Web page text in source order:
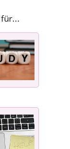
für...